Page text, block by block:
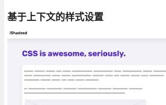
基于上下文的样式设置